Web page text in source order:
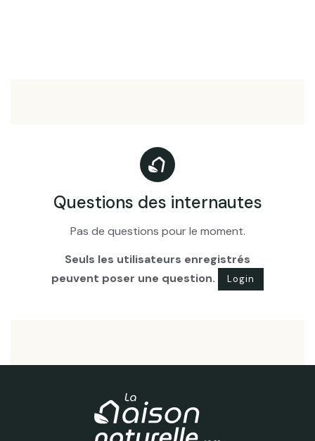
Questions des internautes
Pas de questions pour le moment.
Seuls les utilisateurs enregistrés
peuvent poser une question.
Login